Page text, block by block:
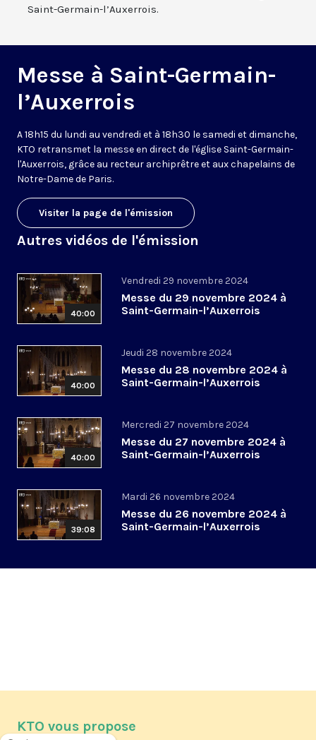
Saint-Germain-l’Auxerrois.
Messe à Saint-Germain-
l’Auxerrois
A 18h15 du lundi au vendredi et à 18h30 le samedi et dimanche,
KTO retransmet la messe en direct de l'église Saint-Germain-
l'Auxerrois, grâce au recteur archiprêtre et aux chapelains de
Notre-Dame de Paris.
Visiter la page de l'émission
Autres vidéos de l'émission
40:00
Vendredi 29 novembre 2024
Messe du 29 novembre 2024 à
Saint-Germain-l’Auxerrois
40:00
Jeudi 28 novembre 2024
Messe du 28 novembre 2024 à
Saint-Germain-l’Auxerrois
40:00
Mercredi 27 novembre 2024
Messe du 27 novembre 2024 à
Saint-Germain-l’Auxerrois
39:08
Mardi 26 novembre 2024
Messe du 26 novembre 2024 à
Saint-Germain-l’Auxerrois
KTO vous propose